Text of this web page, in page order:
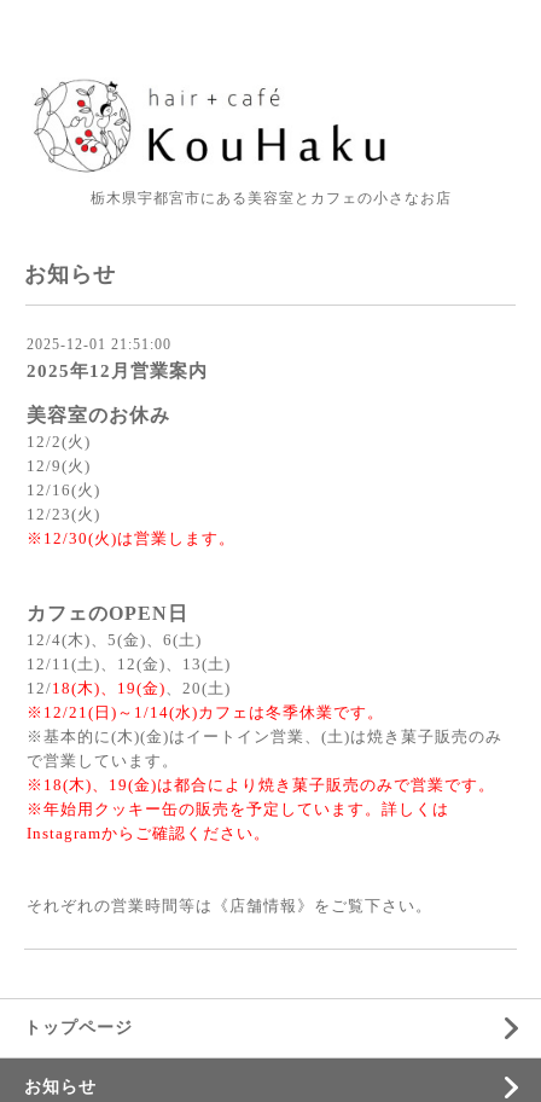
栃木県宇都宮市にある美容室とカフェの小さなお店
お知らせ
2025-12-01 21:51:00
2025年12月営業案内
美容室のお休み
12/2(火)
12/9(火)
12/16(火)
12/23(火)
※12/30(火)は営業します。
カフェのOPEN日
12/4(木)、5(金)、6(土)
12/11(土)、12(金)、13(土)
12/18(木)、19(金)、20(土)
※12/21(日)～1/14(水)カフェは冬季休業です。
※基本的に(木)(金)はイートイン営業、(土)は焼き菓子販売のみ
で営業しています。
※18(木)、19(金)は都合により焼き菓子販売のみで営業です。
※年始用クッキー缶の販売を予定しています。詳しくは
Instagramからご確認ください。
それぞれの営業時間等は《 店舗情報 》をご覧下さい。
トップページ
お知らせ